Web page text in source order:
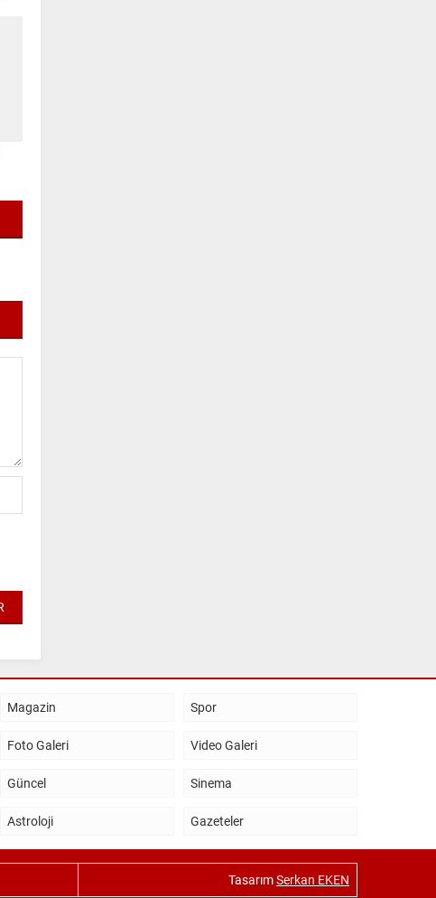
Magazin Spor
Foto Galeri Video Galeri
Güncel Sinema
Astroloji Gazeteler
TasarımSerkan EKEN